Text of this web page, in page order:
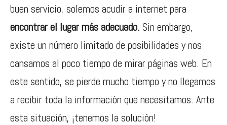
buen servicio, solemos acudir a internet para
encontrar el lugar más adecuado. Sin embargo,
existe un número limitado de posibilidades y nos
cansamos al poco tiempo de mirar páginas web. En
este sentido, se pierde mucho tiempo y no llegamos
a recibir toda la información que necesitamos. Ante
esta situación, ¡tenemos la solución!